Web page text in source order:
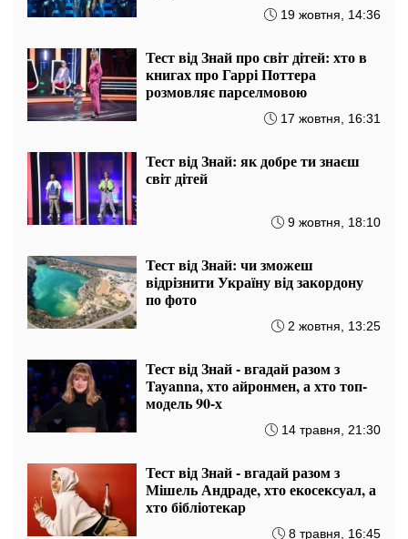
19 жовтня, 14:36
Тест від Знай про світ дітей: хто в
книгах про Гаррі Поттера
розмовляє парселмовою
17 жовтня, 16:31
Тест від Знай: як добре ти знаєш
світ дітей
9 жовтня, 18:10
Тест від Знай: чи зможеш
відрізнити Україну від закордону
по фото
2 жовтня, 13:25
Тест від Знай - вгадай разом з
Tayanna, хто айронмен, а хто топ-
модель 90-х
14 травня, 21:30
Тест від Знай - вгадай разом з
Мішель Андраде, хто екосексуал, а
хто бібліотекар
8 травня, 16:45